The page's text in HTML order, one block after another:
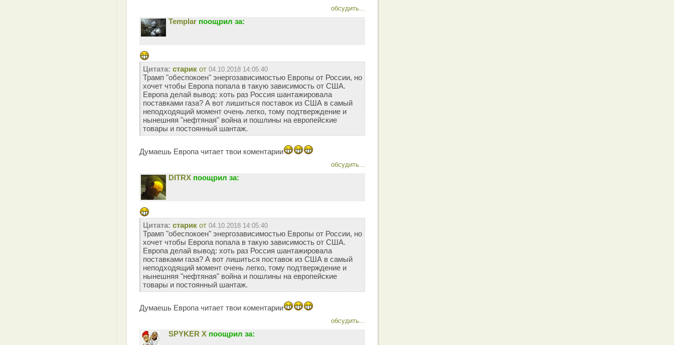
обсудить...
Templar поощрил за:
Цитата: старик от 04.10.2018 14:05:40
Трамп "обеспокоен" энергозависимостью Европы от России, но
хочет чтобы Европа попала в такую зависимость от США.
Европа делай вывод: хоть раз Россия шантажировала
поставками газа? А вот лишиться поставок из США в самый
неподходящий момент очень легко, тому подтверждение и
нынешняя "нефтяная" война и пошлины на европейские
товары и постоянный шантаж.
Думаешь Европа читает твои коментарии
обсудить...
DITRX поощрил за:
Цитата: старик от 04.10.2018 14:05:40
Трамп "обеспокоен" энергозависимостью Европы от России, но
хочет чтобы Европа попала в такую зависимость от США.
Европа делай вывод: хоть раз Россия шантажировала
поставками газа? А вот лишиться поставок из США в самый
неподходящий момент очень легко, тому подтверждение и
нынешняя "нефтяная" война и пошлины на европейские
товары и постоянный шантаж.
Думаешь Европа читает твои коментарии
обсудить...
SPYKER X поощрил за: